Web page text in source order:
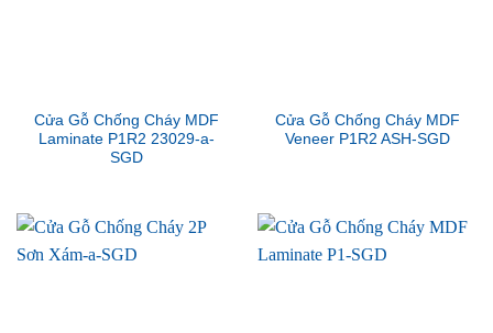
Cửa Gỗ Chống Cháy MDF
Laminate P1R2 23029-a-
SGD
Cửa Gỗ Chống Cháy MDF
Veneer P1R2 ASH-SGD